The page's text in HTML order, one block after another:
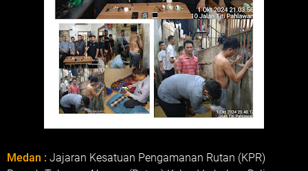
Medan : Jajaran Kesatuan Pengamanan Rutan (KPR)